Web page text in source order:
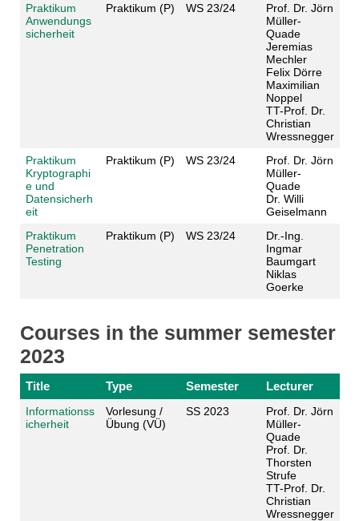
Praktikum
Anwendungs
sicherheit
Praktikum (P) WS 23/24
Prof. Dr. Jörn
Müller-
Quade
Jeremias
Mechler
Felix Dörre
Maximilian
Noppel
TT-Prof. Dr.
Christian
Wressnegger
Praktikum
Kryptographi
e und
Datensicherh
eit
Praktikum (P) WS 23/24
Prof. Dr. Jörn
Müller-
Quade
Dr. Willi
Geiselmann
Praktikum
Penetration
Testing
Praktikum (P) WS 23/24
Dr.-Ing.
Ingmar
Baumgart
Niklas
Goerke
Courses in the summer semester
2023
Title Type Semester Lecturer
Informationss
icherheit
Vorlesung /
Übung (VÜ)
SS 2023
Prof. Dr. Jörn
Müller-
Quade
Prof. Dr.
Thorsten
Strufe
TT-Prof. Dr.
Christian
Wressnegger